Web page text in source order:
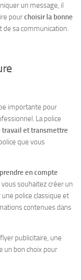
un message, il
pourchoisir la bonne
de sa communication.
importante pour
. La police
travail et transmettre
que vous
prendre en compte
vous souhaitez créer un
une police classique et
contenues dans
publicitaire, une
un bon choix pour